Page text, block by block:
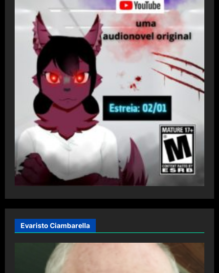
Evaristo Ciambarella